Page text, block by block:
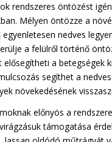
rendszeres öntözést
Mélyen öntözze a
nedves
a felülről történő
a betegségek
segíthet a
növekedésének
előnyös a
támogatása